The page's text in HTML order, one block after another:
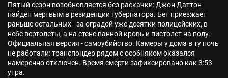
Пятый сезон возобновляется без раскачки: Джон Даттон
найден мертвым в резиденции губернатора. Бет приезжает
раньше остальных - за оградой уже десятки полицейских, в
небе вертолеты, а на стене ванной кровь и пистолет на полу.
Официальная версия - самоубийство. Камеры у дома в ту ночь
не работали: транспондер рядом с особняком оказался
намеренно отключен. Время смерти зафиксировано как 3:53
утра.